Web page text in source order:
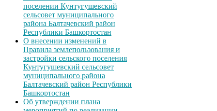
поселении Кунтугушевский
сельсовет муниципального
района Балтачевский район
Республики Башкортостан
О внесении изменений в
Правила землепользования и
застройки сельского поселения
Кунтугушевский сельсовет
муниципального района
Балтачевский район Республики
Башкортостан
Об утверждении плана